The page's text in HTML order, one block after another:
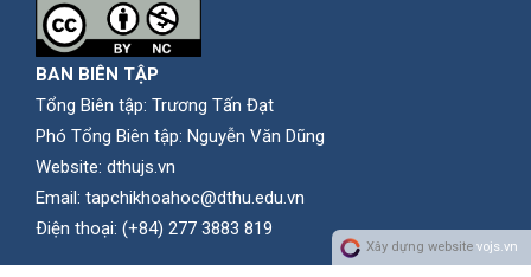
BAN BIÊN TẬP
Tổng Biên tập: Trương Tấn Đạt
Phó Tổng Biên tập: Nguyễn Văn Dũng
Website: dthujs.vn
Email: tapchikhoahoc@dthu.edu.vn
Ðiện thoại: (+84) 277 3883 819